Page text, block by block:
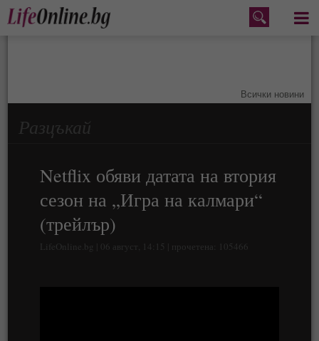
Меню
Всички новини
Разцъкай
Netflix обяви датата на втория
сезон на „Игра на калмари“
(трейлър)
LifeOnline.bg | 06 август, 14:15 | прочетена: 105466